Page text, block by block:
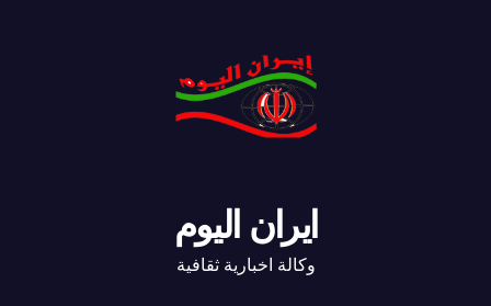
ايران اليوم
وكالة اخبارية ثقافية